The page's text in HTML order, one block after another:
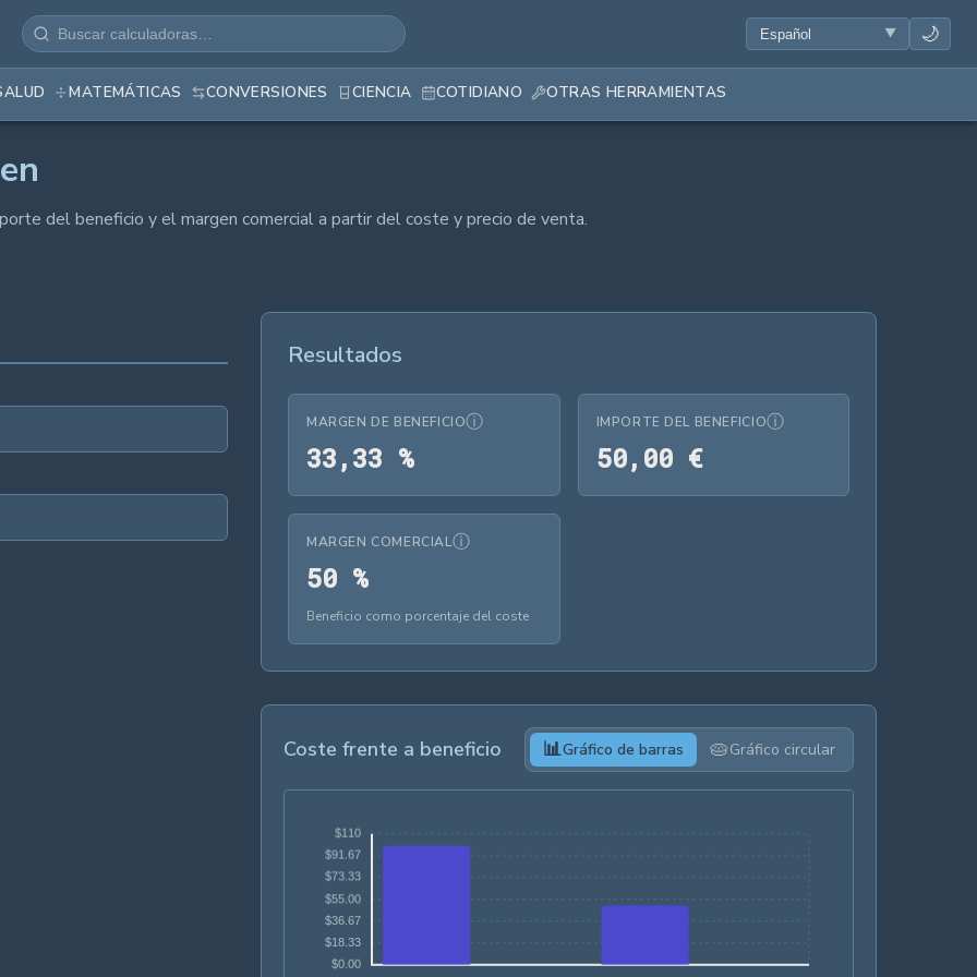
🌙
MATEMÁTICAS CONVERSIONES CIENCIA COTIDIANO OTRAS HERRAMIENTAS
del beneficio y el margen comercial a partir del coste y precio de venta.
Resultados
MARGEN DE BENEFICIOⓘ
33,33 %33,33 %
IMPORTE DEL BENEFICIOⓘ
50, 00 €50,00 €
MARGEN COMERCIALⓘ
50 %50 %
Beneficio como porcentaje del coste
Coste frente a beneficio 📊Gráfico de barras 🥧Gráfico circular